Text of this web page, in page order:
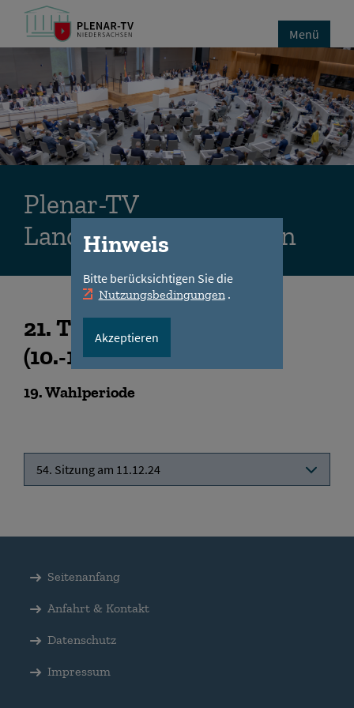
Menü
Plenar-TV
Landtag Niedersachsen
21. Tagungsabschnitt
(10.-13.12.2024
19. Wahlperiode
54. Sitzung am 11.12.24
Hinweis
Bitte berücksichtigen Sie die
Nutzungsbedingungen .
Akzeptieren
Seitenanfang
Anfahrt & Kontakt
Datenschutz
Impressum